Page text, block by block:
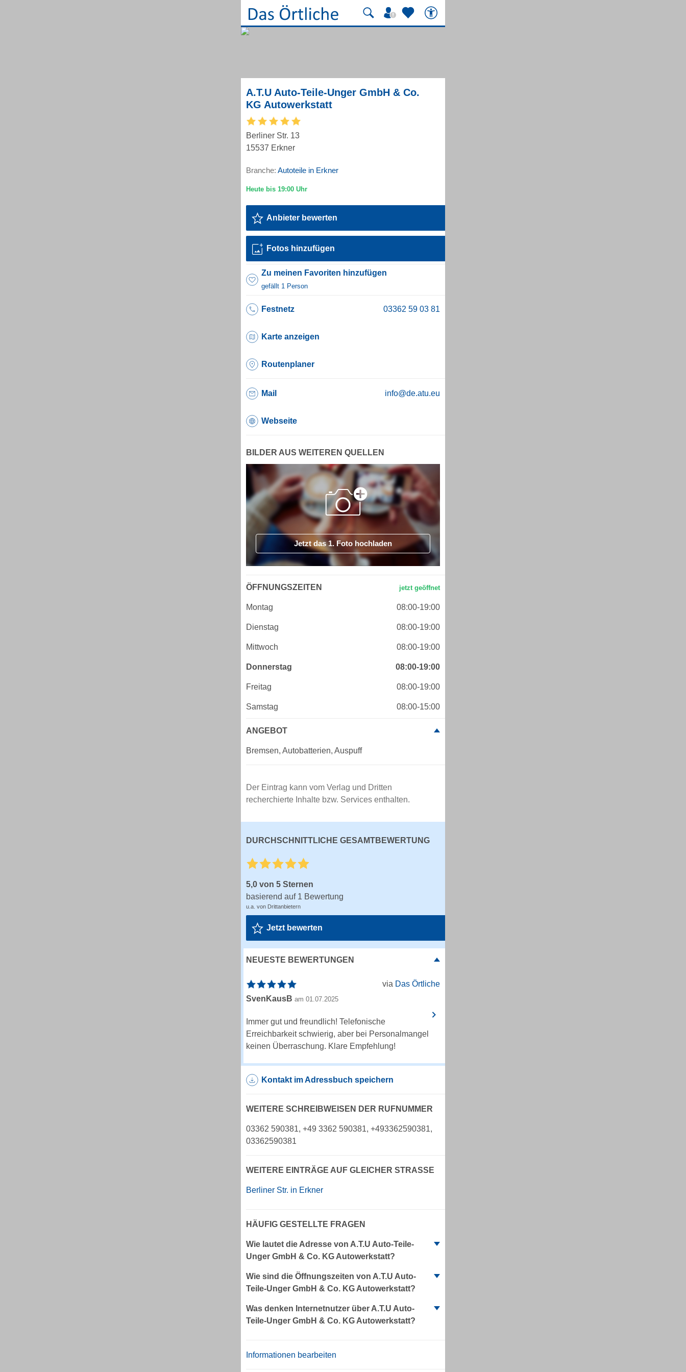
A.T.U Auto-Teile-Unger GmbH & Co.
KG Autowerkstatt
Berliner Str. 13
15537 Erkner
Branche: Autoteile in Erkner
Anbieter bewerten
Fotos hinzufügen
Zu meinen Favoriten hinzufügen
gefällt 1 Person
Festnetz
Karte anzeigen
Routenplaner
Mail info@de.atu.eu
Webseite
BILDER AUS WEITEREN QUELLEN
Jetzt das 1. Foto hochladen
ÖFFNUNGSZEITEN
Montag 08:00-19:00
Dienstag 08:00-19:00
Mittwoch 08:00-19:00
Donnerstag 08:00-19:00
Freitag 08:00-19:00
Samstag 08:00-15:00
ANGEBOT
Bremsen, Autobatterien, Auspuff
Der Eintrag kann vom Verlag und Dritten
recherchierte Inhalte bzw. Services enthalten.
DURCHSCHNITTLICHE GESAMTBEWERTUNG
5,0 von 5 Sternen
basierend auf 1 Bewertung
u.a. von Drittanbietern
Jetzt bewerten
NEUESTE BEWERTUNGEN
via Das Örtliche
SvenKausB am 01.07.2025
Immer gut und freundlich! Telefonische
Erreichbarkeit schwierig, aber bei Personalmangel
keinen Überraschung. Klare Empfehlung!
Kontakt im Adressbuch speichern
WEITERE SCHREIBWEISEN DER RUFNUMMER
03362 590381, +49 3362 590381, +493362590381,
03362590381
WEITERE EINTRÄGE AUF GLEICHER STRASSE
Berliner Str. in Erkner
HÄUFIG GESTELLTE FRAGEN
Wie lautet die Adresse von A.T.U Auto-Teile-
Unger GmbH & Co. KG Autowerkstatt?
Wie sind die Öffnungszeiten von A.T.U Auto-
Teile-Unger GmbH & Co. KG Autowerkstatt?
Was denken Internetnutzer über A.T.U Auto-
Teile-Unger GmbH & Co. KG Autowerkstatt?
Informationen bearbeiten